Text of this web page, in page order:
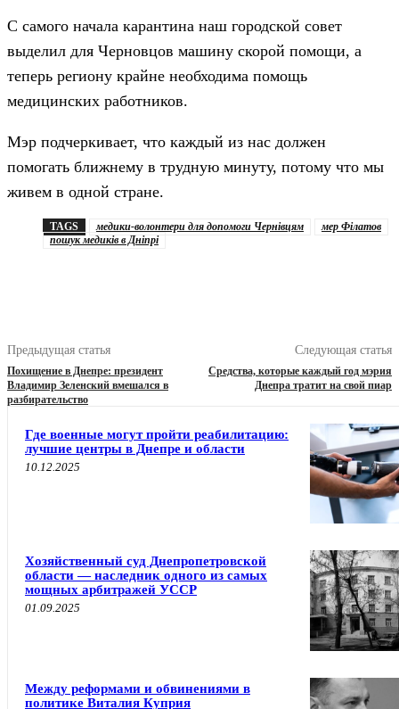
С самого начала карантина наш городской совет
выделил для Черновцов машину скорой помощи, а
теперь региону крайне необходима помощь
медицинских работников.
Мэр подчеркивает, что каждый из нас должен
помогать ближнему в трудную минуту, потому что мы
живем в одной стране.
TAGS медики-волонтери для допомоги Чернівцям
мер Філатов
пошук медиків в Дніпрі
Предыдущая статья
Похищение в Днепре: президент
Владимир Зеленский вмешался в
разбирательство
Следующая статья
Средства, которые каждый год мэрия
Днепра тратит на свой пиар
Где военные могут пройти реабилитацию:
лучшие центры в Днепре и области
10.12.2025
Хозяйственный суд Днепропетровской
области — наследник одного из самых
мощных арбитражей УССР
01.09.2025
Между реформами и обвинениями в
политике Виталия Куприя